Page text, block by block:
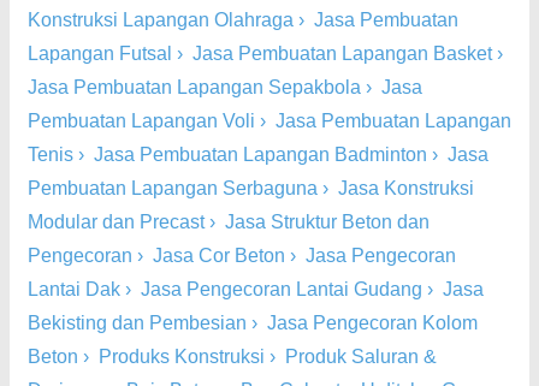
Konstruksi Lapangan Olahraga › Jasa Pembuatan
Lapangan Futsal › Jasa Pembuatan Lapangan Basket›
Jasa Pembuatan Lapangan Sepakbola › Jasa
Pembuatan Lapangan Voli › Jasa Pembuatan Lapangan
Tenis › Jasa Pembuatan Lapangan Badminton › Jasa
Pembuatan Lapangan Serbaguna › Jasa Konstruksi
Modular dan Precast› Jasa Struktur Beton dan
Pengecoran › Jasa Cor Beton › Jasa Pengecoran
Lantai Dak › Jasa Pengecoran Lantai Gudang › Jasa
Bekisting dan Pembesian › Jasa Pengecoran Kolom
Beton › Produks Konstruksi › Produk Saluran &